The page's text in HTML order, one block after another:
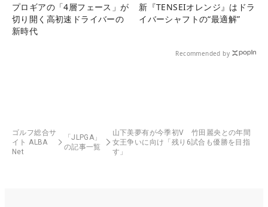
プロギアの「4層フェース」が
切り開く高初速ドライバーの
新時代
新『TENSEIオレンジ』はドラ
イバーシャフトの“最適解”
Recommended by
ゴルフ総合サ
イト ALBA
Net
「JLPGA」
の記事一覧
山下美夢有が今季初V 竹田麗央との年間
女王争いに向け「残り6試合も優勝を目指
す」